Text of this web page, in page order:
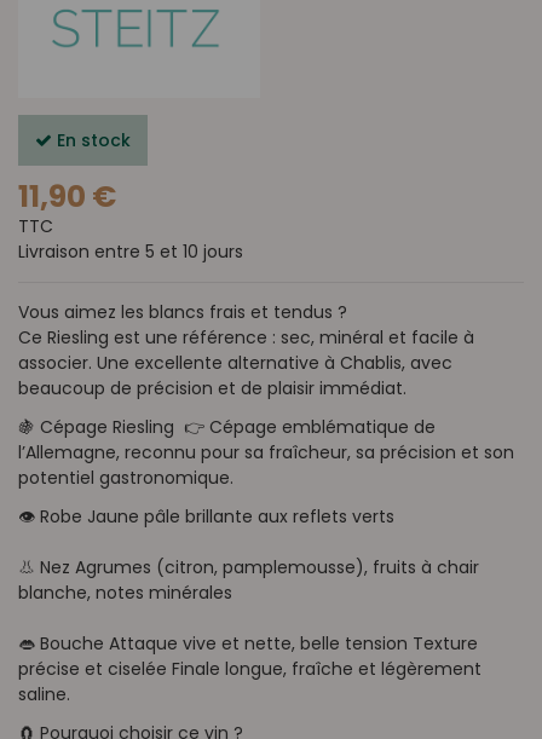
En stock
11,90 €
TTC
Livraison entre 5 et 10 jours
Vous aimez les blancs frais et tendus ?
Ce Riesling est une référence : sec, minéral et facile à
associer. Une excellente alternative à Chablis, avec
beaucoup de précision et de plaisir immédiat.
🍇 Cépage Riesling 👉 Cépage emblématique de
l’Allemagne, reconnu pour sa fraîcheur, sa précision et son
potentiel gastronomique.
👁️ Robe Jaune pâle brillante aux reflets verts
👃 Nez Agrumes (citron, pamplemousse), fruits à chair
blanche, notes minérales
👄 Bouche Attaque vive et nette, belle tension Texture
précise et ciselée Finale longue, fraîche et légèrement
saline.
🧲 Pourquoi choisir ce vin ?